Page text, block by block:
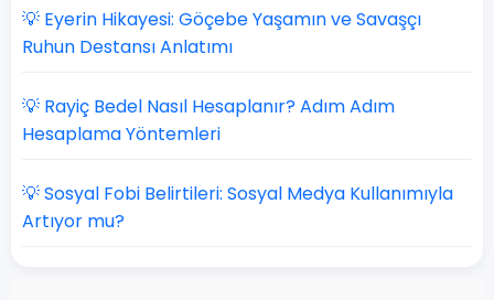
💡 Eyerin Hikayesi: Göçebe Yaşamın ve Savaşçı
Ruhun Destansı Anlatımı
💡 Rayiç Bedel Nasıl Hesaplanır? Adım Adım
Hesaplama Yöntemleri
💡 Sosyal Fobi Belirtileri: Sosyal Medya Kullanımıyla
Artıyor mu?